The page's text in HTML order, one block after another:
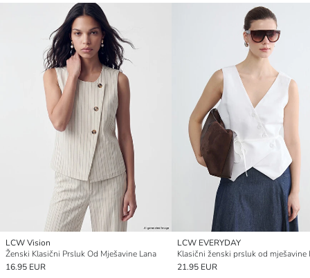
LCW Vision
Ženski Klasični Prsluk Od Mješavine Lana
16.95 EUR
LCW EVERYDAY
Klasični ženski prsluk od mješavine
21.95 EUR